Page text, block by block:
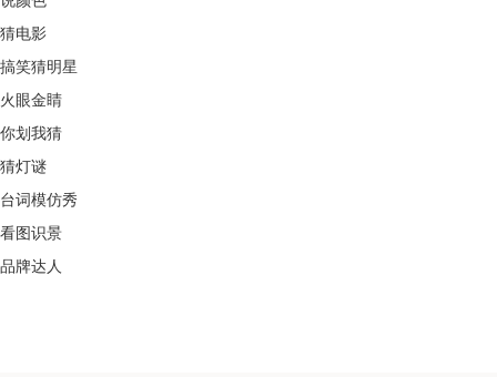
猜电影
搞笑猜明星
火眼金睛
你划我猜
猜灯谜
台词模仿秀
看图识景
品牌达人